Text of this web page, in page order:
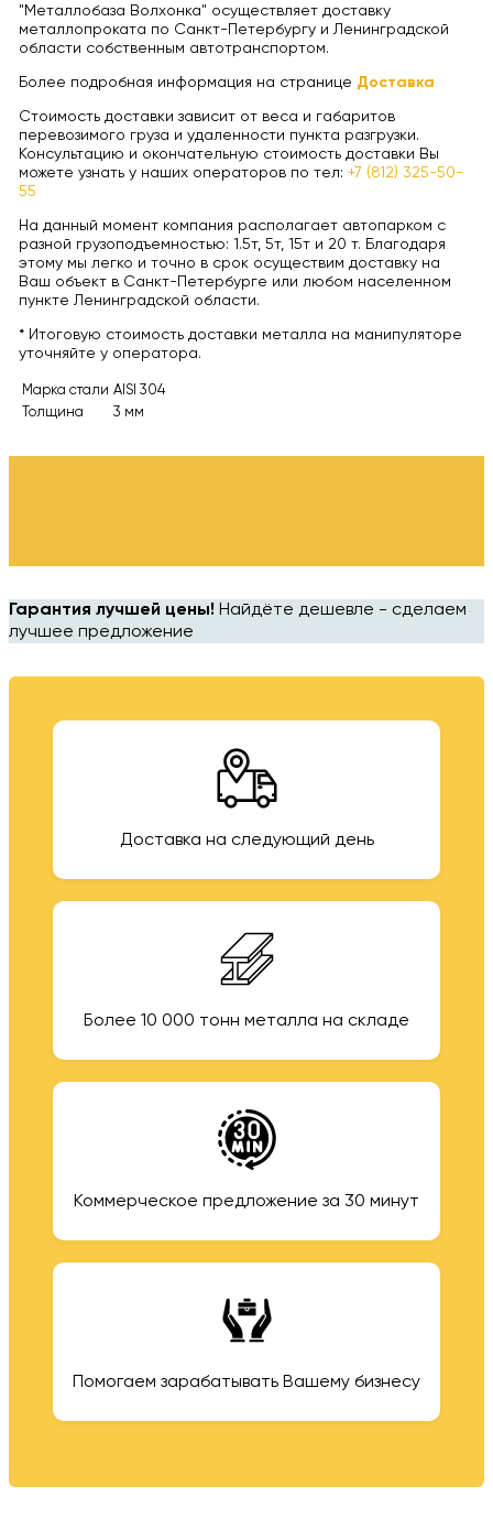
"Металлобаза Волхонка" осуществляет доставку
металлопроката по Санкт-Петербургу и Ленинградской
области собственным автотранспортом.
Более подробная информация на странице Доставка
Стоимость доставки зависит от веса и габаритов
перевозимого груза и удаленности пункта разгрузки.
Консультацию и окончательную стоимость доставки Вы
можете узнать у наших операторов по тел: +7 (812) 325-50-
55
На данный момент компания располагает автопарком с
разной грузоподъемностью: 1.5т, 5т, 15т и 20 т. Благодаря
этому мы легко и точно в срок осуществим доставку на
Ваш объект в Санкт-Петербурге или любом населенном
пункте Ленинградской области.
* Итоговую стоимость доставки металла на манипуляторе
уточняйте у оператора.
Марка стали AISI 304
Толщина
3 мм
Гарантия лучшей цены! Найдёте дешевле - сделаем
лучшее предложение
Доставка на следующий день
Более 10 000 тонн металла на складе
Коммерческое предложение за 30 минут
Помогаем зарабатывать Вашему бизнесу